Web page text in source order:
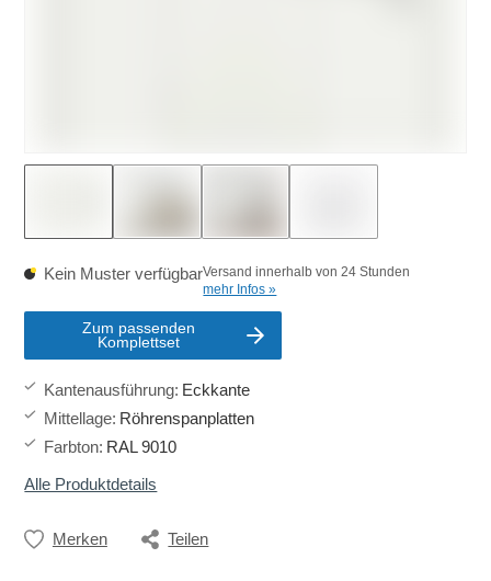
Kein Muster verfügbarVersand innerhalb von 24 Stunden
mehr Infos »
Zum passenden
Komplettset
Kantenausführung: Eckkante
Mittellage: Röhrenspanplatten
Farbton: RAL 9010
Alle Produktdetails
Merken Teilen